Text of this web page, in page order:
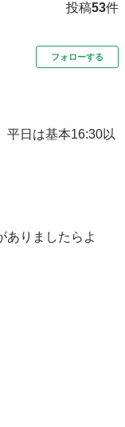
投稿53件
フォローする
平日は基本16:30以
ありましたらよ